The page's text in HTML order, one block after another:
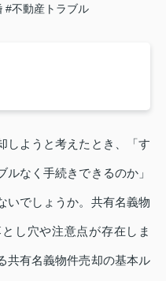
#不動産トラブル
しようと考えたとき、「す
なく手続きできるのか」
いでしょうか。共有名義物
し穴や注意点が存在しま
共有名義物件売却の基本ル